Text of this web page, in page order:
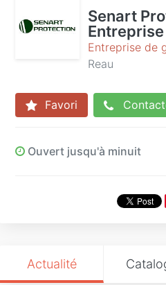
Senart
Entreprise de
Reau
Favori
Ouvert jusqu'à minuit
Actualité